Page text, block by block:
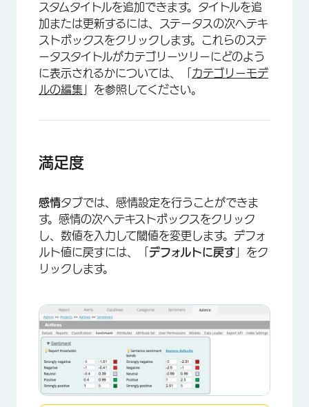
スタムタイトルを追加できます。タイトルを追
加または更新するには、ステータスの次へテキ
ストボックスをクリックします。これらのステ
ータスタイトルがカテゴリーツリーにどのよう
に表示されるかについては、「 カテゴリーモデ
ルの編集 」を参照してください。
満足度
感情タブでは、感情設定を行うことができま
す。感情の次へテキストボックスをクリック
し、数値を入力して閾値を変更します。デフォ
ルト値に戻すには、「 デフォルトに戻す 」をク
リックします。